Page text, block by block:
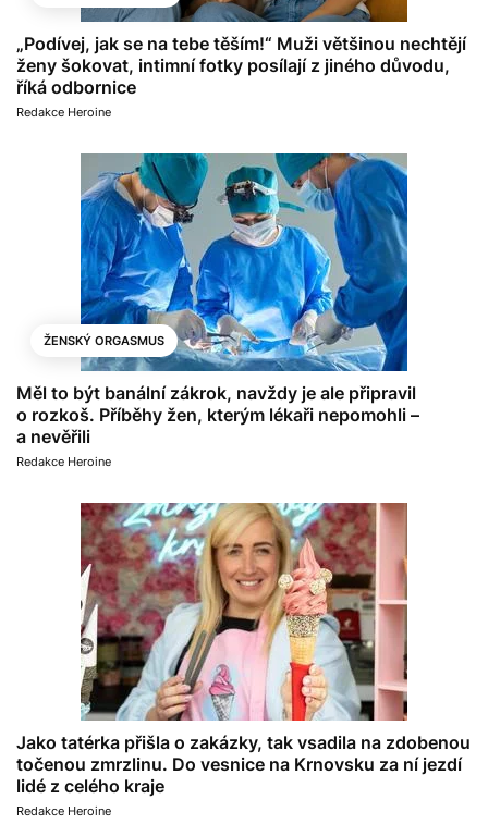
„Podívej, jak se na tebe těším!“ Muži většinou nechtějí
ženy šokovat, intimní fotky posílají z jiného důvodu,
říká odbornice
Redakce Heroine
ŽENSKÝ ORGASMUS
Měl to být banální zákrok, navždy je ale připravil
o rozkoš. Příběhy žen, kterým lékaři nepomohli –
a nevěřili
Redakce Heroine
Jako tatérka přišla o zakázky, tak vsadila na zdobenou
točenou zmrzlinu. Do vesnice na Krnovsku za ní jezdí
lidé z celého kraje
Redakce Heroine